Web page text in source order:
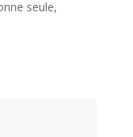
seule,